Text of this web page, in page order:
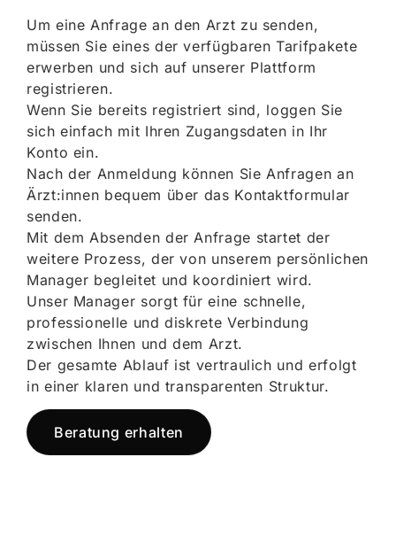
Um eine Anfrage an den Arzt zu senden,
müssen Sie eines der verfügbaren Tarifpakete
erwerben und sich auf unserer Plattform
registrieren.
Wenn Sie bereits registriert sind, loggen Sie
sich einfach mit Ihren Zugangsdaten in Ihr
Konto ein.
Nach der Anmeldung können Sie Anfragen an
Ärzt:innen bequem über das Kontaktformular
senden.
Mit dem Absenden der Anfrage startet der
weitere Prozess, der von unserem persönlichen
Manager begleitet und koordiniert wird.
Unser Manager sorgt für eine schnelle,
professionelle und diskrete Verbindung
zwischen Ihnen und dem Arzt.
Der gesamte Ablauf ist vertraulich und erfolgt
in einer klaren und transparenten Struktur.
Beratung erhalten